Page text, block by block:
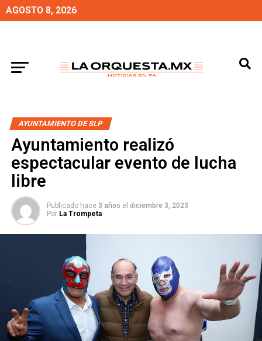
AGOSTO 8, 2026
AYUNTAMIENTO DE SLP
Ayuntamiento realizó
espectacular evento de lucha
libre
Publicado hace 3 años el diciembre 3, 2023
Por La Trompeta